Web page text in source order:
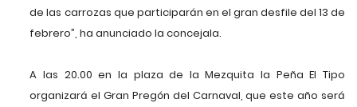
de las carrozas que participarán en el gran desfile del 13 de
febrero”, ha anunciado la concejala.
A las 20.00 en la plaza de la Mezquita la Peña El Tipo
organizará el Gran Pregón del Carnaval, que este año será